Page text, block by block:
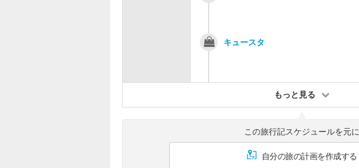
キュースタ
もっと見る
この旅行記スケジュールを元に
自分の旅の計画を作成する